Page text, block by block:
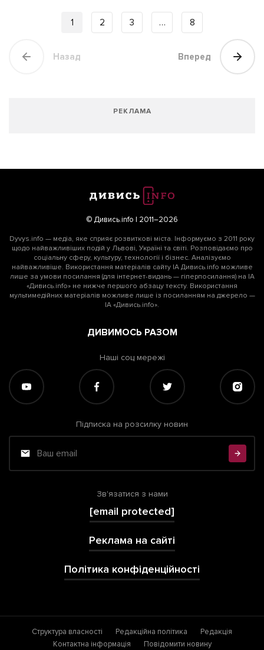
Назад
1 2 3 … 8
Вперед
РЕКЛАМА
© Дивись.info | 2011–2026
Dyvys.info — медіа, яке сприяє розвиткові міста. Інформуємо з 2011 року
щодо найважливіших подій у Львові, Україні та світі. Розповідаємо про
соціальну сферу, культуру, технології і бізнес. Аналізуємо
найважливіше. Використання матеріалів сайту ІА Дивись.info можливе
лише за умови посилання (для інтернет-видань — гіперпосилання) на ІА
«Дивись.info» не нижче першого абзацу тексту. Використання
мультимедійних матеріалів можливе лише із посиланням на джерело —
ІА «Дивись.info».
ДИВИМОСЬ РАЗОМ
Наші соц мережі
Підписка на розсилку новин
Зв'язатися з нами
[email protected]
Реклама на сайті
Політика конфіденційності
Структура власності Редакційна політика
Редакція
Контактна інформація
Повідомити новину